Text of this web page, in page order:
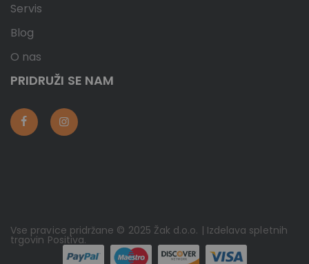
Servis
Blog
O nas
PRIDRUŽI SE NAM
Vse pravice pridržane © 2025 Žak d.o.o. | Izdelava spletnih
trgovin Positiva.